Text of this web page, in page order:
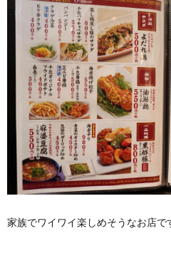
家族でワイワイ楽しめそうなお店で